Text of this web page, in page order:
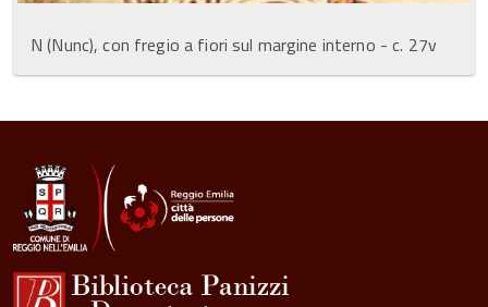
N (Nunc), con fregio a fiori sul margine interno - c. 27v